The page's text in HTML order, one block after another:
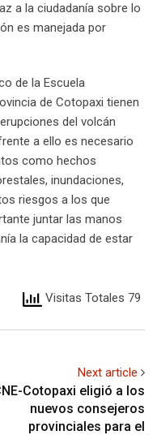
a la ciudadanía sobre lo
es manejada por
de la Escuela
de Cotopaxi tienen
del volcán
a ello es necesario
como hechos
inundaciones,
riesgos a los que
juntar las manos
la capacidad de estar
Visitas Totales 79
Next article
Cotopaxi eligió a los
nuevos consejeros
provinciales para el